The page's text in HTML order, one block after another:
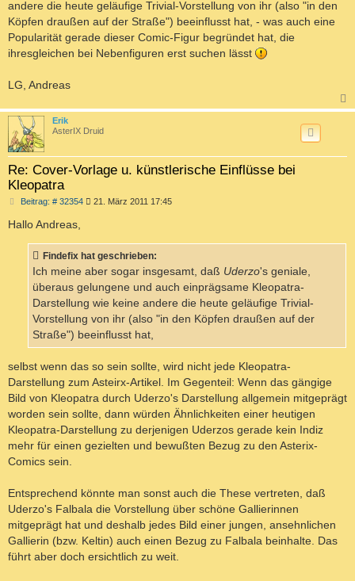
andere die heute geläufige Trivial-Vorstellung von ihr (also "in den
Köpfen draußen auf der Straße") beeinflusst hat, - was auch eine
Popularität gerade dieser Comic-Figur begründet hat, die
ihresgleichen bei Nebenfiguren erst suchen lässt
LG, Andreas
a
Erik
AsterIX Druid
Re: Cover-Vorlage u. künstlerische Einflüsse bei
Kleopatra
Beitrag: # 32354B
r
a
21. März 2011 17:45
Hallo Andreas,
Findefix hat geschrieben:
Ich meine aber sogar insgesamt, daß Uderzo's geniale,
überaus gelungene und auch einprägsame Kleopatra-
Darstellung wie keine andere die heute geläufige Trivial-
Vorstellung von ihr (also "in den Köpfen draußen auf der
Straße") beeinflusst hat,
selbst wenn das so sein sollte, wird nicht jede Kleopatra-
Darstellung zum Asteirx-Artikel. Im Gegenteil: Wenn das gängige
Bild von Kleopatra durch Uderzo's Darstellung allgemein mitgeprägt
worden sein sollte, dann würden Ähnlichkeiten einer heutigen
Kleopatra-Darstellung zu derjenigen Uderzos gerade kein Indiz
mehr für einen gezielten und bewußten Bezug zu den Asterix-
Comics sein.
Entsprechend könnte man sonst auch die These vertreten, daß
Uderzo's Falbala die Vorstellung über schöne Gallierinnen
mitgeprägt hat und deshalb jedes Bild einer jungen, ansehnlichen
Gallierin (bzw. Keltin) auch einen Bezug zu Falbala beinhalte. Das
führt aber doch ersichtlich zu weit.